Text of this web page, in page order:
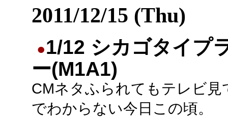
2011/12/15 (Thu)
●1/12 シカゴタイプ
ー(M1A1)
CMネタふられてもテレビ見
でわからない今日この頃。